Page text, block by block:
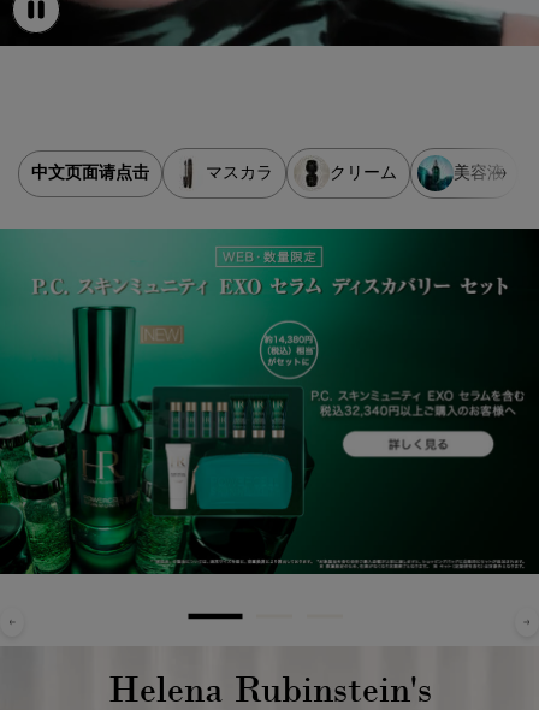
中文页面请点击 マスカラ クリーム 美容液
Helena Rubinstein's